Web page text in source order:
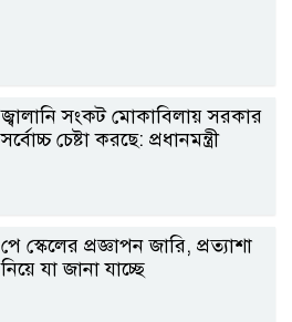
জ্বালানি সংকট মোকাবিলায় সরকার
সর্বোচ্চ চেষ্টা করছে: প্রধানমন্ত্রী
পে স্কেলের প্রজ্ঞাপন জারি, প্রত্যাশা
নিয়ে যা জানা যাচ্ছে